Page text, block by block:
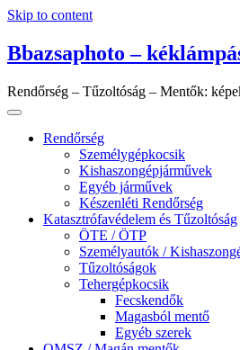
Skip to content
Bbazsaphoto –
Rendőrség – Tűzoltóság – Mentők:
Rendőrség
Személygépkocsik
Kishaszongépjárművek
Egyéb járművek
Készenléti Rendőrség
Katasztrófavédelem és Tűzoltóság
ÖTE / ÖTP
Személyautók /
Tűzoltóságok
Tehergépkocsik
Fecskendők
Magasból mentő
Egyéb szerek